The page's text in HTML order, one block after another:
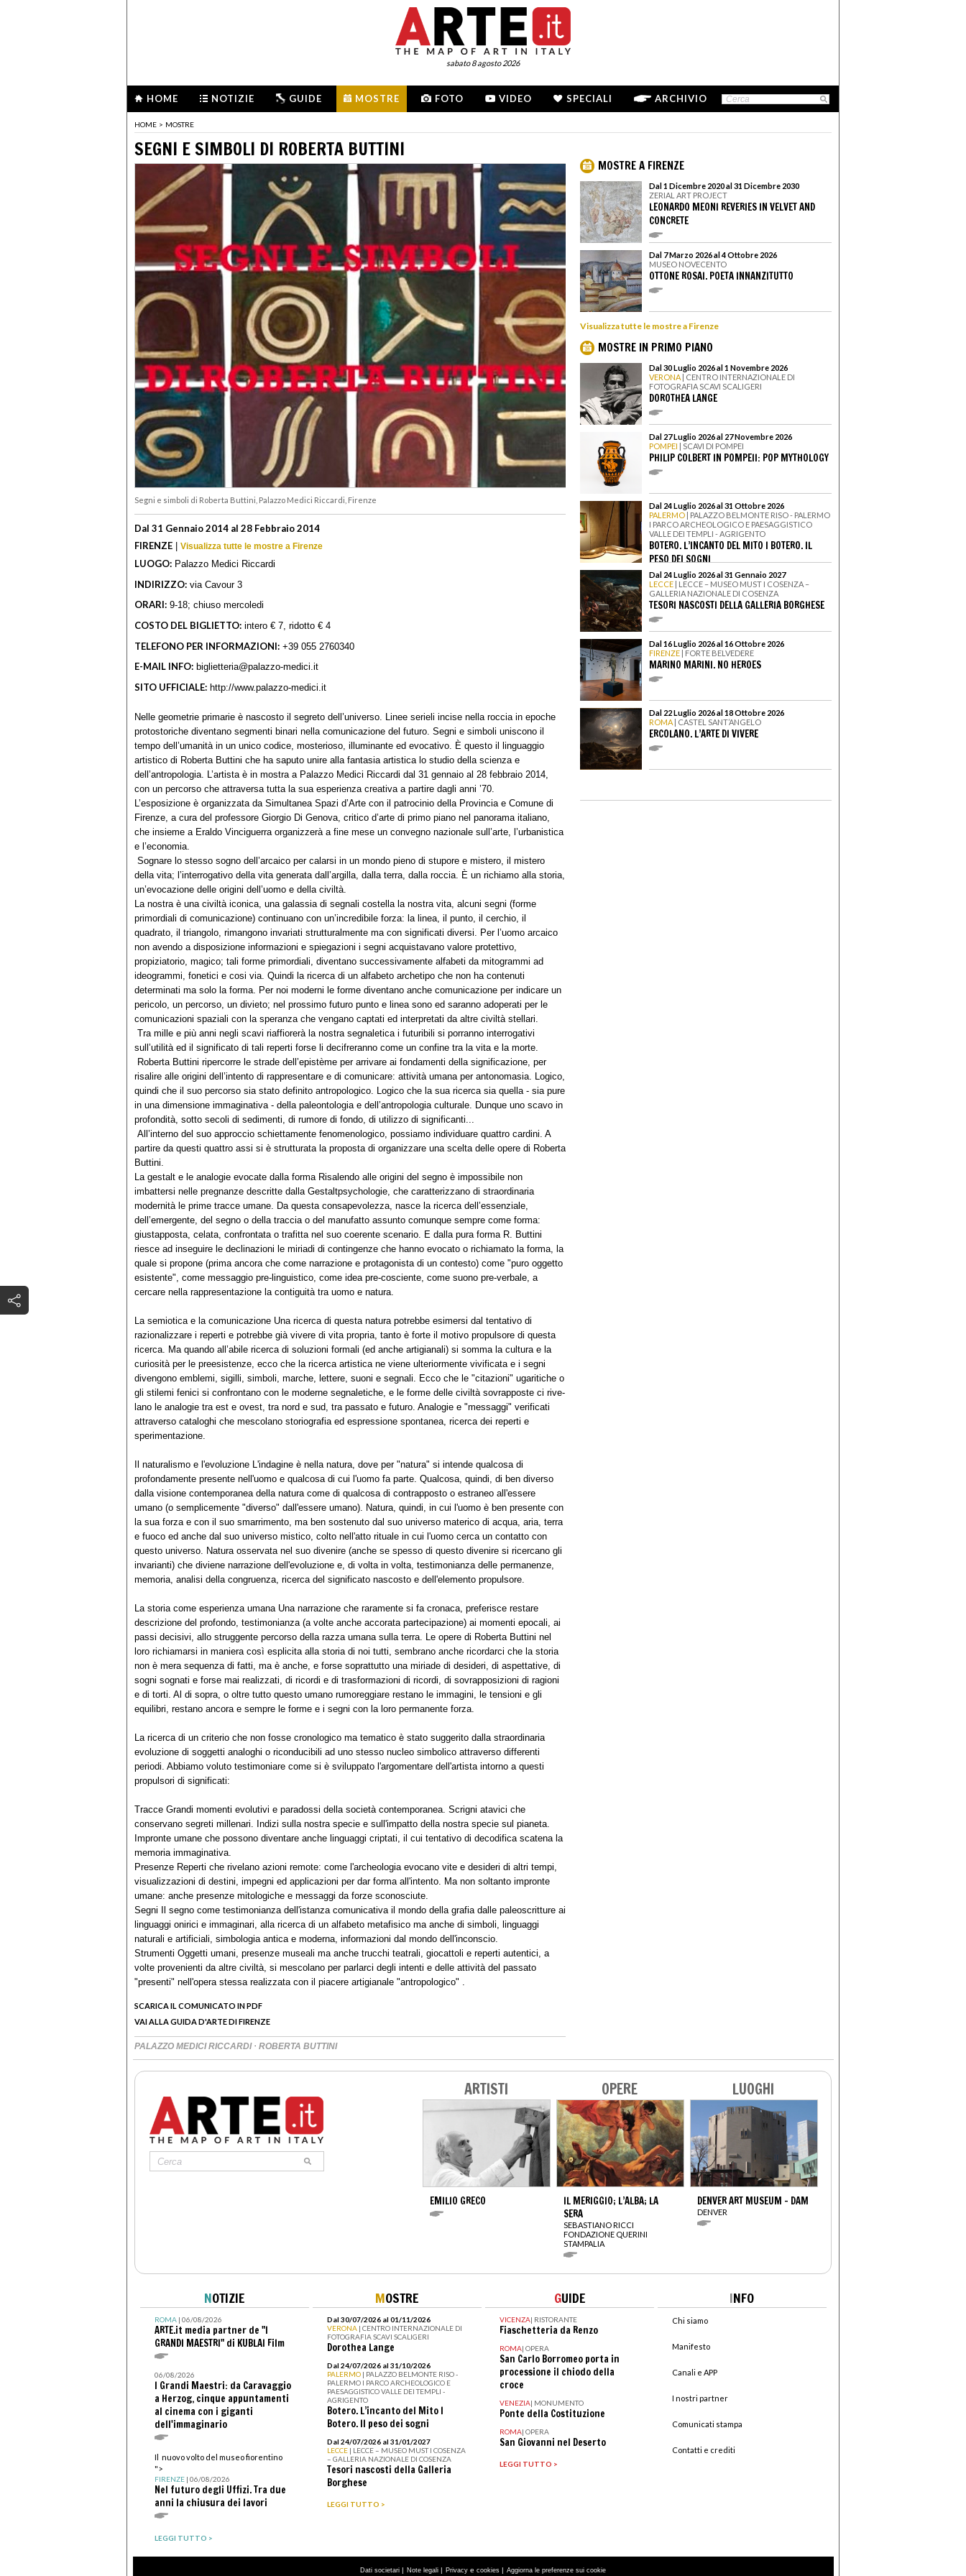
sabato 8 agosto 2026
HOME NOTIZIE GUIDE MOSTRE FOTO VIDEO SPECIALI ARCHIVIO
HOME > MOSTRE
SEGNI E SIMBOLI DI ROBERTA BUTTINI
Segni e simboli di Roberta Buttini, Palazzo Medici Riccardi, Firenze
Dal 31 Gennaio 2014 al 28 Febbraio 2014
FIRENZE | Visualizza tutte le mostre a Firenze
LUOGO: Palazzo Medici Riccardi
INDIRIZZO: via Cavour 3
ORARI: 9-18; chiuso mercoledi
COSTO DEL BIGLIETTO: intero € 7, ridotto € 4
TELEFONO PER INFORMAZIONI: +39 055 2760340
E-MAIL INFO: biglietteria@palazzo-medici.it
SITO UFFICIALE: http://www.palazzo-medici.it
Nelle geometrie primarie è nascosto il segreto dell’universo. Linee serieli incise nella roccia in epoche
protostoriche diventano segmenti binari nella comunicazione del futuro. Segni e simboli uniscono il
tempo dell’umanità in un unico codice, mosterioso, illuminante ed evocativo. È questo il linguaggio
artistico di Roberta Buttini che ha saputo unire alla fantasia artistica lo studio della scienza e
dell’antropologia. L’artista è in mostra a Palazzo Medici Riccardi dal 31 gennaio al 28 febbraio 2014,
con un percorso che attraversa tutta la sua esperienza creativa a partire dagli anni ’70.
L’esposizione è organizzata da Simultanea Spazi d’Arte con il patrocinio della Provincia e Comune di
Firenze, a cura del professore Giorgio Di Genova, critico d’arte di primo piano nel panorama italiano,
che insieme a Eraldo Vinciguerra organizzerà a fine mese un convegno nazionale sull’arte, l’urbanistica
e l’economia.
Sognare lo stesso sogno dell’arcaico per calarsi in un mondo pieno di stupore e mistero, il mistero
della vita; l’interrogativo della vita generata dall’argilla, dalla terra, dalla roccia. È un richiamo alla storia,
un’evocazione delle origini dell’uomo e della civiltà.
La nostra è una civiltà iconica, una galassia di segnali costella la nostra vita, alcuni segni (forme
primordiali di comunicazione) continuano con un’incredibile forza: la linea, il punto, il cerchio, il
quadrato, il triangolo, rimangono invariati strutturalmente ma con significati diversi. Per l’uomo arcaico
non avendo a disposizione informazioni e spiegazioni i segni acquistavano valore protettivo,
propiziatorio, magico; tali forme primordiali, diventano successivamente alfabeti da mitogrammi ad
ideogrammi, fonetici e cosi via. Quindi la ricerca di un alfabeto archetipo che non ha contenuti
determinati ma solo la forma. Per noi moderni le forme diventano anche comunicazione per indicare un
pericolo, un percorso, un divieto; nel prossimo futuro punto e linea sono ed saranno adoperati per le
comunicazioni spaziali con la speranza che vengano captati ed interpretati da altre civiltà stellari.
Tra mille e più anni negli scavi riaffiorerà la nostra segnaletica i futuribili si porranno interrogativi
sull’utilità ed il significato di tali reperti forse li decifreranno come un confine tra la vita e la morte.
Roberta Buttini ripercorre le strade dell’epistème per arrivare ai fondamenti della significazione, per
risalire alle origini dell’intento di rappresentare e di comunicare: attività umana per antonomasia. Logico,
quindi che il suo percorso sia stato definito antropologico. Logico che la sua ricerca sia quella - sia pure
in una dimensione immaginativa - della paleontologia e dell’antropologia culturale. Dunque uno scavo in
profondità, sotto secoli di sedimenti, di rumore di fondo, di utilizzo di significanti...
All’interno del suo approccio schiettamente fenomenologico, possiamo individuare quattro cardini. A
partire da questi quattro assi si è strutturata la proposta di organizzare una scelta delle opere di Roberta
Buttini.
La gestalt e le analogie evocate dalla forma Risalendo alle origini del segno è impossibile non
imbattersi nelle pregnanze descritte dalla Gestaltpsychologie, che caratterizzano di straordinaria
modernità le prime tracce umane. Da questa consapevolezza, nasce la ricerca dell’essenziale,
dell’emergente, del segno o della traccia o del manufatto assunto comunque sempre come forma:
giustapposta, celata, confrontata o trafitta nel suo coerente scenario. E dalla pura forma R. Buttini
riesce ad inseguire le declinazioni le miriadi di contingenze che hanno evocato o richiamato la forma, la
quale si propone (prima ancora che come narrazione e protagonista di un contesto) come "puro oggetto
esistente", come messaggio pre-linguistico, come idea pre-cosciente, come suono pre-verbale, a
cercare nella rappresentazione la contiguità tra uomo e natura.
La semiotica e la comunicazione Una ricerca di questa natura potrebbe esimersi dal tentativo di
razionalizzare i reperti e potrebbe già vivere di vita propria, tanto è forte il motivo propulsore di questa
ricerca. Ma quando all’abile ricerca di soluzioni formali (ed anche artigianali) si somma la cultura e la
curiosità per le preesistenze, ecco che la ricerca artistica ne viene ulteriormente vivificata e i segni
divengono emblemi, sigilli, simboli, marche, lettere, suoni e segnali. Ecco che le "citazioni" ugaritiche o
gli stilemi fenici si confrontano con le moderne segnaletiche, e le forme delle civiltà sovrapposte ci rive-
lano le analogie tra est e ovest, tra nord e sud, tra passato e futuro. Analogie e "messaggi" verificati
attraverso cataloghi che mescolano storiografia ed espressione spontanea, ricerca dei reperti e
sperimentazione.
Il naturalismo e l'evoluzione L'indagine è nella natura, dove per "natura" si intende qualcosa di
profondamente presente nell'uomo e qualcosa di cui l'uomo fa parte. Qualcosa, quindi, di ben diverso
dalla visione contemporanea della natura come di qualcosa di contrapposto o estraneo all'essere
umano (o semplicemente "diverso" dall'essere umano). Natura, quindi, in cui l'uomo è ben presente con
la sua forza e con il suo smarrimento, ma ben sostenuto dal suo universo materico di acqua, aria, terra
e fuoco ed anche dal suo universo mistico, colto nell'atto rituale in cui l'uomo cerca un contatto con
questo universo. Natura osservata nel suo divenire (anche se spesso di questo divenire si ricercano gli
invarianti) che diviene narrazione dell'evoluzione e, di volta in volta, testimonianza delle permanenze,
memoria, analisi della congruenza, ricerca del significato nascosto e dell'elemento propulsore.
La storia come esperienza umana Una narrazione che raramente si fa cronaca, preferisce restare
descrizione del profondo, testimonianza (a volte anche accorata partecipazione) ai momenti epocali, ai
passi decisivi, allo struggente percorso della razza umana sulla terra. Le opere di Roberta Buttini nel
loro richiamarsi in maniera così esplicita alla storia di noi tutti, sembrano anche ricordarci che la storia
non è mera sequenza di fatti, ma è anche, e forse soprattutto una miriade di desideri, di aspettative, di
sogni sognati e forse mai realizzati, di ricordi e di trasformazioni di ricordi, di sovrapposizioni di ragioni
e di torti. Al di sopra, o oltre tutto questo umano rumoreggiare restano le immagini, le tensioni e gli
equilibri, restano ancora e sempre le forme e i segni con la loro permanente forza.
La ricerca di un criterio che non fosse cronologico ma tematico è stato suggerito dalla straordinaria
evoluzione di soggetti analoghi o riconducibili ad uno stesso nucleo simbolico attraverso differenti
periodi. Abbiamo voluto testimoniare come si è sviluppato l'argomentare dell'artista intorno a questi
propulsori di significati:
Tracce Grandi momenti evolutivi e paradossi della società contemporanea. Scrigni atavici che
conservano segreti millenari. Indizi sulla nostra specie e sull'impatto della nostra specie sul pianeta.
Impronte umane che possono diventare anche linguaggi criptati, il cui tentativo di decodifica scatena la
memoria immaginativa.
Presenze Reperti che rivelano azioni remote: come l'archeologia evocano vite e desideri di altri tempi,
visualizzazioni di destini, impegni ed applicazioni per dar forma all'intento. Ma non soltanto impronte
umane: anche presenze mitologiche e messaggi da forze sconosciute.
Segni Il segno come testimonianza dell'istanza comunicativa il mondo della grafia dalle paleoscritture ai
linguaggi onirici e immaginari, alla ricerca di un alfabeto metafisico ma anche di simboli, linguaggi
naturali e artificiali, simbologia antica e moderna, informazioni dal mondo dell'inconscio.
Strumenti Oggetti umani, presenze museali ma anche trucchi teatrali, giocattoli e reperti autentici, a
volte provenienti da altre civiltà, si mescolano per parlarci degli intenti e delle attività del passato
"presenti" nell'opera stessa realizzata con il piacere artigianale "antropologico" .
SCARICA IL COMUNICATO IN PDF
VAI ALLA GUIDA D'ARTE DI FIRENZE
PALAZZO MEDICI RICCARDI · ROBERTA BUTTINI
MOSTRE A FIRENZE
Dal 1 Dicembre 2020 al 31 Dicembre 2030
ZERIAL ART PROJECT
LEONARDO MEONI REVERIES IN VELVET AND
CONCRETE
Dal 7 Marzo 2026 al 4 Ottobre 2026
MUSEO NOVECENTO
OTTONE ROSAI. POETA INNANZITUTTO
Visualizza tutte le mostre a Firenze
MOSTRE IN PRIMO PIANO
Dal 30 Luglio 2026 al 1 Novembre 2026
VERONA | CENTRO INTERNAZIONALE DI
FOTOGRAFIA SCAVI SCALIGERI
DOROTHEA LANGE
Dal 27 Luglio 2026 al 27 Novembre 2026
POMPEI | SCAVI DI POMPEI
PHILIP COLBERT IN POMPEII: POP MYTHOLOGY
Dal 24 Luglio 2026 al 31 Ottobre 2026
PALERMO | PALAZZO BELMONTE RISO - PALERMO
I PARCO ARCHEOLOGICO E PAESAGGISTICO
VALLE DEI TEMPLI - AGRIGENTO
BOTERO. L’INCANTO DEL MITO I BOTERO. IL
PESO DEI SOGNI
Dal 24 Luglio 2026 al 31 Gennaio 2027
LECCE | LECCE – MUSEO MUST I COSENZA –
GALLERIA NAZIONALE DI COSENZA
TESORI NASCOSTI DELLA GALLERIA BORGHESE
Dal 16 Luglio 2026 al 16 Ottobre 2026
FIRENZE | FORTE BELVEDERE
MARINO MARINI. NO HEROES
Dal 22 Luglio 2026 al 18 Ottobre 2026
ROMA | CASTEL SANT’ANGELO
ERCOLANO. L’ARTE DI VIVERE
ARTISTI
EMILIO GRECO
OPERE
IL MERIGGIO; L’ALBA; LA
SERA
SEBASTIANO RICCI
FONDAZIONE QUERINI
STAMPALIA
LUOGHI
DENVER ART MUSEUM - DAM
DENVER
NOTIZIE
ROMA| 06/08/2026
ARTE.it media partner de "I
GRANDI MAESTRI" di KUBLAI Film
06/08/2026
I Grandi Maestri: da Caravaggio
a Herzog, cinque appuntamenti
al cinema con i giganti
dell'immaginario
Il nuovo volto del museo fiorentino
">
FIRENZE| 06/08/2026
Nel futuro degli Uffizi. Tra due
anni la chiusura dei lavori
LEGGI TUTTO >
MOSTRE
Dal 30/07/2026 al 01/11/2026
VERONA | CENTRO INTERNAZIONALE DI
FOTOGRAFIA SCAVI SCALIGERI
Dorothea Lange
Dal 24/07/2026 al 31/10/2026
PALERMO | PALAZZO BELMONTE RISO -
PALERMO I PARCO ARCHEOLOGICO E
PAESAGGISTICO VALLE DEI TEMPLI -
AGRIGENTO
Botero. L’incanto del Mito I
Botero. Il peso dei sogni
Dal 24/07/2026 al 31/01/2027
LECCE | LECCE – MUSEO MUST I COSENZA
– GALLERIA NAZIONALE DI COSENZA
Tesori nascosti della Galleria
Borghese
LEGGI TUTTO >
GUIDE
VICENZA| RISTORANTE
Fiaschetteria da Renzo
ROMA| OPERA
San Carlo Borromeo porta in
processione il chiodo della
croce
VENEZIA| MONUMENTO
Ponte della Costituzione
ROMA| OPERA
San Giovanni nel Deserto
LEGGI TUTTO >
INFO
Chi siamo
Manifesto
Canali e APP
I nostri partner
Comunicati stampa
Contatti e crediti
Dati societari | Note legali | Privacy e cookies | Aggiorna le preferenze sui cookie